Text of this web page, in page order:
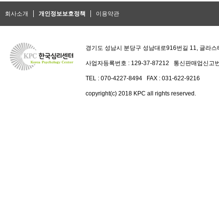
회사소개 개인정보보호정책 이용약관
경기도 성남시 분당구 성남대로916번길 11, 글라
사업자등록번호 : 129-37-87212 통신판매업신고
TEL : 070-4227-8494 FAX : 031-622-9216
copyright(c) 2018 KPC all rights reserved.